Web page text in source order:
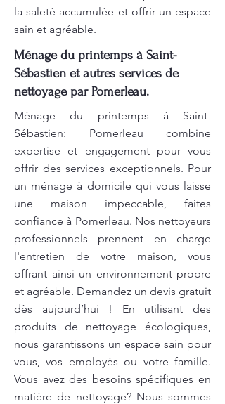
la saleté accumulée et offrir un espace
sain et agréable.
Ménage du printemps à Saint-
Sébastien et autres services de
nettoyage par Pomerleau.
Ménage du printemps à Saint-
Sébastien: Pomerleau combine
expertise et engagement pour vous
offrir des services exceptionnels. Pour
un ménage à domicile qui vous laisse
une maison impeccable, faites
confiance à Pomerleau. Nos nettoyeurs
professionnels prennent en charge
l'entretien de votre maison, vous
offrant ainsi un environnement propre
et agréable. Demandez un devis gratuit
dès aujourd’hui ! En utilisant des
produits de nettoyage écologiques,
nous garantissons un espace sain pour
vous, vos employés ou votre famille.
Vous avez des besoins spécifiques en
matière de nettoyage? Nous sommes